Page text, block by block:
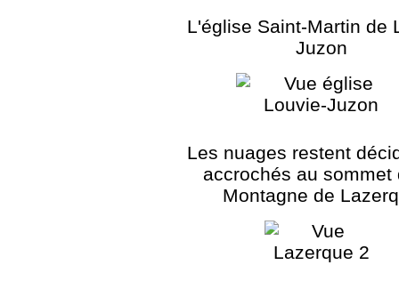
L'église Saint-Martin de
Juzon
Les nuages restent
accrochés au sommet
Montagne de